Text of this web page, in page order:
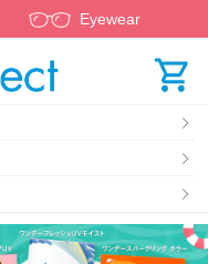
Eyewear